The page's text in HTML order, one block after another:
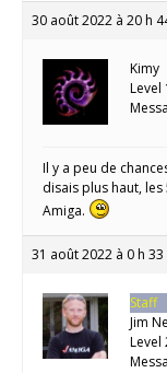
30 août 2022 à 20 h
Kimy
Level
Il y a peu de
disais plus haut,
Amiga.
31 août 2022 à 0 h 33
Staff
Jim
Level